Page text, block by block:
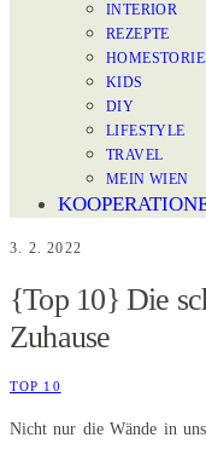
INTERIOR
REZEPTE
KIDS
DIY
LIFESTYLE
TRAVEL
MEIN WIEN
3. 2. 2022
{Top 10} Die
Zuhause
TOP 10
Nicht nur die Wände in